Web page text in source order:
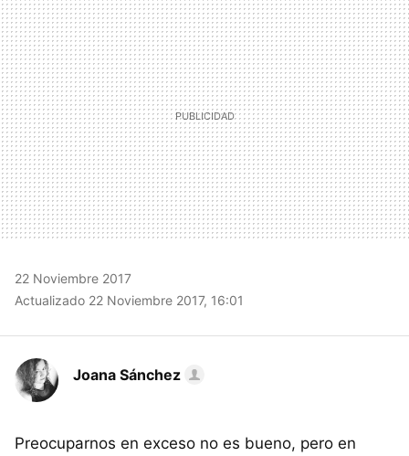
MAIL
22 Noviembre 2017
Actualizado 22 Noviembre 2017, 16:01
Joana Sánchez
Preocuparnos en exceso no es bueno, pero en